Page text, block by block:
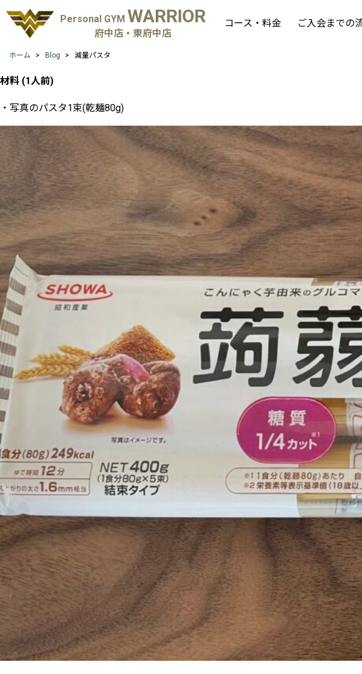
Personal GYM WARRIOR
府中店・東府中店
コース・料金 ご入会までの
ホーム Blog 減量パスタ
材料 (1人前)
・写真のパスタ1束(乾麺80g)